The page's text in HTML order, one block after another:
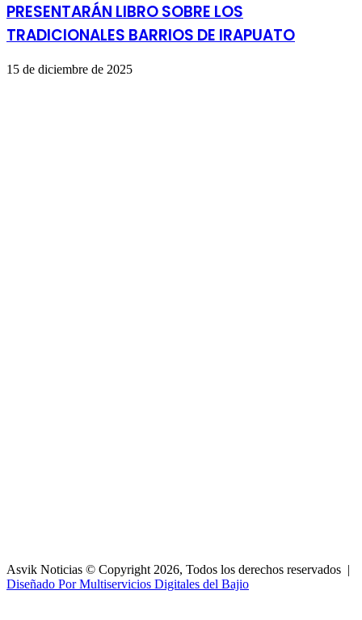
PRESENTARÁN LIBRO SOBRE LOS
TRADICIONALES BARRIOS DE IRAPUATO
15 de diciembre de 2025
Asvik Noticias © Copyright 2026, Todos los derechos reservados |
Diseñado Por Multiservicios Digitales del Bajio